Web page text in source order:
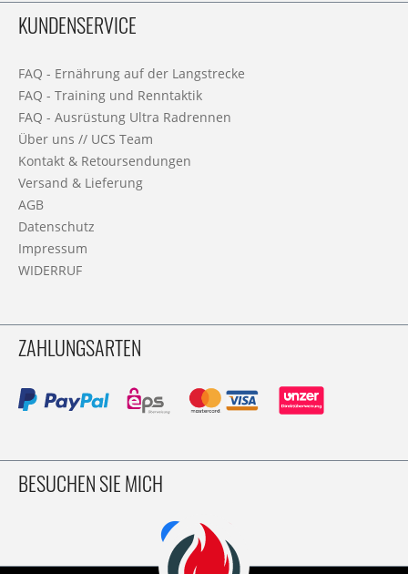
KUNDENSERVICE
FAQ - Ernährung auf der Langstrecke
FAQ - Training und Renntaktik
FAQ - Ausrüstung Ultra Radrennen
Über uns // UCS Team
Kontakt & Retoursendungen
Versand & Lieferung
AGB
Datenschutz
Impressum
WIDERRUF
ZAHLUNGSARTEN
BESUCHEN SIE MICH